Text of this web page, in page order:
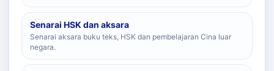
Senarai HSK dan aksara
Senarai aksara buku teks, HSK dan pembelajaran Cina luar
negara.